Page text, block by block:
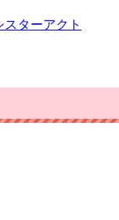
ターアクト